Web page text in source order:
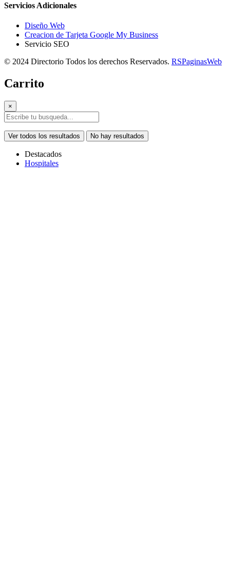
Servicios Adicionales
Diseño Web
Creacion de Tarjeta Google My Business
Servicio SEO
© 2024 Directorio Todos los derechos Reservados. RSPaginasWeb
Carrito
×
Ver todos los resultados No hay resultados
Destacados
Hospitales